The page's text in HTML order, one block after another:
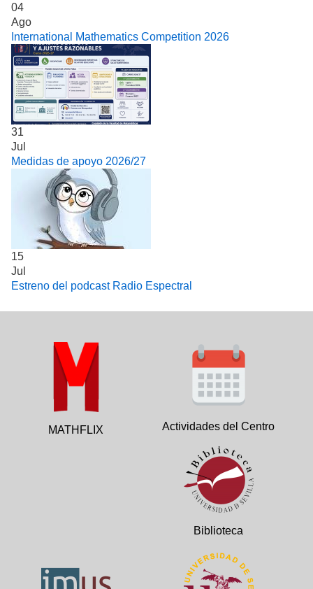
04
Ago
International Mathematics Competition 2026
31
Jul
Medidas de apoyo 2026/27
15
Jul
Estreno del podcast Radio Espectral
MATHFLIX Actividades del Centro
Biblioteca